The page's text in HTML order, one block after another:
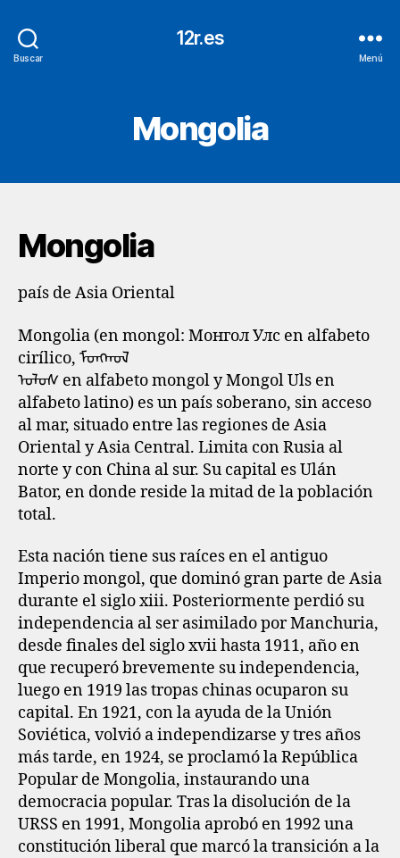
Buscar
12r.es
Menú
Mongolia
Mongolia
país de Asia Oriental
Mongolia (en mongol: Монгол Улс en alfabeto
cirílico, ᠮᠣᠩᠭ᠋ᠣᠯ
ᠤᠯᠤᠰ en alfabeto mongol y Mongol Uls en
alfabeto latino) es un país soberano, sin acceso
al mar, situado entre las regiones de Asia
Oriental y Asia Central. Limita con Rusia al
norte y con China al sur. Su capital es Ulán
Bator, en donde reside la mitad de la población
total.
Esta nación tiene sus raíces en el antiguo
Imperio mongol, que dominó gran parte de Asia
durante el siglo xiii. Posteriormente perdió su
independencia al ser asimilado por Manchuria,
desde finales del siglo xvii hasta 1911, año en
que recuperó brevemente su independencia,
luego en 1919 las tropas chinas ocuparon su
capital. En 1921, con la ayuda de la Unión
Soviética, volvió a independizarse y tres años
más tarde, en 1924, se proclamó la República
Popular de Mongolia, instaurando una
democracia popular. Tras la disolución de la
URSS en 1991, Mongolia aprobó en 1992 una
constitución liberal que marcó la transición a la